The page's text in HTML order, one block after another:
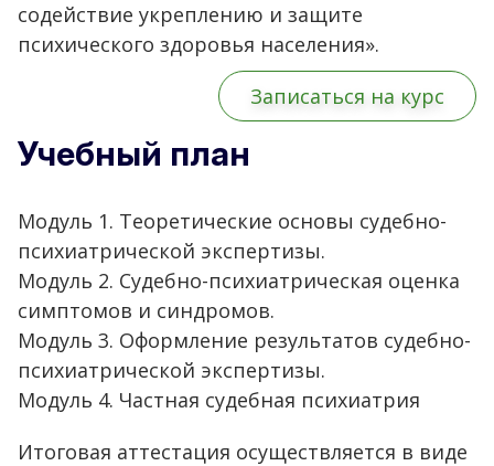
содействие укреплению и защите
психического здоровья населения».
Записаться на курс
Учебный план
Модуль 1. Теоретические основы судебно-
психиатрической экспертизы.
Модуль 2. Судебно-психиатрическая оценка
симптомов и синдромов.
Модуль 3. Оформление результатов судебно-
психиатрической экспертизы.
Модуль 4. Частная судебная психиатрия
Итоговая аттестация осуществляется в виде